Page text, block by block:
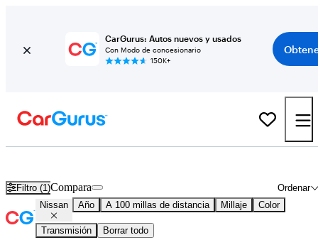
CarGurus: Autos nuevos y usados
Con Modo de concesionario
150K+
Filtro (1) Ordenar
Compara
Nissan Año A 100 millas de distancia Millaje Color
Transmisión Borrar todo